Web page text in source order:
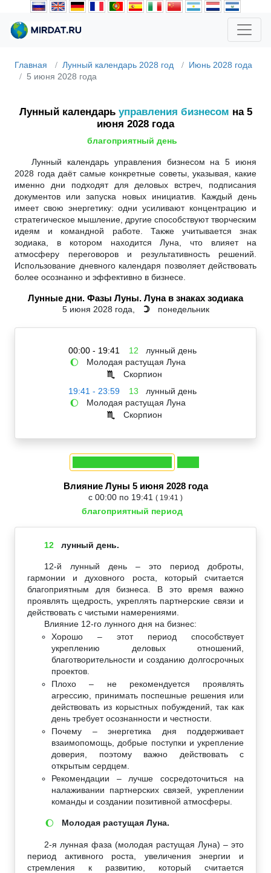
Главная Лунный календарь 2028 год
Июнь 2028 года
5 июня 2028 года
Лунный календарь управления бизнесом на 5
июня 2028 года
благоприятный день
Лунный календарь управления бизнесом на 5 июня
2028 года даёт самые конкретные советы, указывая, какие
именно дни подходят для деловых встреч, подписания
документов или запуска новых инициатив. Каждый день
имеет свою энергетику: одни усиливают концентрацию и
стратегическое мышление, другие способствуют творческим
идеям и командной работе. Также учитывается знак
зодиака, в котором находится Луна, что влияет на
атмосферу переговоров и результативность решений.
Использование дневного календаря позволяет действовать
более осознанно и эффективно в бизнесе.
Лунные дни. Фазы Луны. Луна в знаках зодиака
5 июня 2028 года, ☽ понедельник
00:00 - 19:41 12 лунный день
🌔 Молодая растущая Луна
♏
Скорпион
19:41 - 23:59
13 лунный день
🌔 Молодая растущая Луна
♏ Скорпион
Влияние Луны 5 июня 2028 года
с 00:00 по 19:41 ( 19:41 )
благоприятный период
12 лунный день.
12-й лунный день – это период доброты,
гармонии и духовного роста, который считается
благоприятным для бизнеса. В это время важно
проявлять щедрость, укреплять партнерские связи и
действовать с чистыми намерениями.
Влияние 12-го лунного дня на бизнес:
Хорошо – этот период способствует
укреплению деловых отношений,
благотворительности и созданию долгосрочных
проектов.
Плохо – не рекомендуется проявлять
агрессию, принимать поспешные решения или
действовать из корыстных побуждений, так как
день требует осознанности и честности.
Почему – энергетика дня поддерживает
взаимопомощь, добрые поступки и укрепление
доверия, поэтому важно действовать с
открытым сердцем.
Рекомендации – лучше сосредоточиться на
налаживании партнерских связей, укреплении
команды и создании позитивной атмосферы.
🌔 Молодая растущая Луна.
2-я лунная фаза (молодая растущая Луна) – это
период активного роста, увеличения энергии и
стремления к развитию, который считается